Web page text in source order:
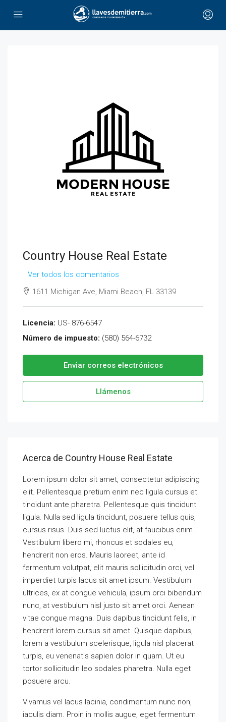
Country House Real Estate
Ver todos los comentarios
1611 Michigan Ave, Miami Beach, FL 33139
Licencia: US- 876-6547
Número de impuesto: (580) 564-6732
Enviar correos electrónicos
Llámenos
Acerca de Country House Real Estate
Lorem ipsum dolor sit amet, consectetur adipiscing
elit. Pellentesque pretium enim nec ligula cursus et
tincidunt ante pharetra. Pellentesque quis tincidunt
ligula. Nulla sed ligula tincidunt, posuere tellus quis,
cursus risus. Duis sed luctus elit, at faucibus enim.
Vestibulum libero mi, rhoncus et sodales eu,
hendrerit non eros. Mauris laoreet, ante id
fermentum volutpat, elit mauris sollicitudin orci, vel
imperdiet turpis lacus sit amet ipsum. Vestibulum
ultrices, ex at congue vehicula, ipsum orci bibendum
nunc, at vestibulum nisl justo sit amet orci. Aenean
vitae congue magna. Duis dapibus tincidunt felis, in
hendrerit lorem cursus sit amet. Quisque dapibus,
lorem a vestibulum scelerisque, ligula nisl placerat
turpis, eu venenatis sapien dolor in quam. Ut eu
tortor sollicitudin leo sodales pharetra. Nulla eget
posuere arcu.
Vivamus vel lacus lacinia, condimentum nunc non,
iaculis diam. Proin in mollis augue, eget fermentum